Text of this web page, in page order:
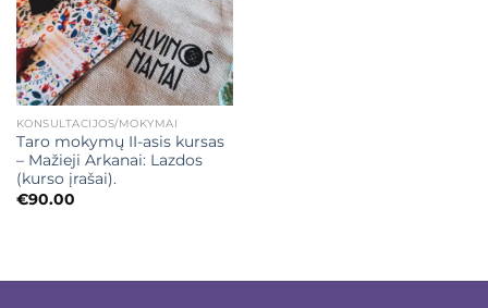
KONSULTACIJOS/MOKYMAI
Taro mokymų II-asis kursas
– Mažieji Arkanai: Lazdos
(kurso įrašai).
€90.00